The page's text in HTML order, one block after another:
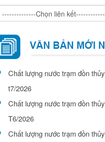
Chất lượng nước trạm đồn thủy
t7/2026
Chất lượng nước trạm đồn thủy
T6/2026
Chất lượng nước trạm đồn thủy